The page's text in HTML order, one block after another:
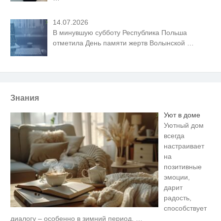
14.07.2026
В минувшую субботу Республика Польша
отметила День памяти жертв Волынской
Знания
Уют в доме
Уютный дом
всегда
настраивает
на
позитивные
эмоции,
дарит
радость,
способствует
диалогу – особенно в зимний период, …
Ролик длится пару секунд, но